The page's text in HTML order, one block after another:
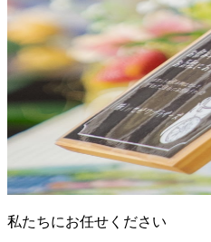
私たちにお任せください